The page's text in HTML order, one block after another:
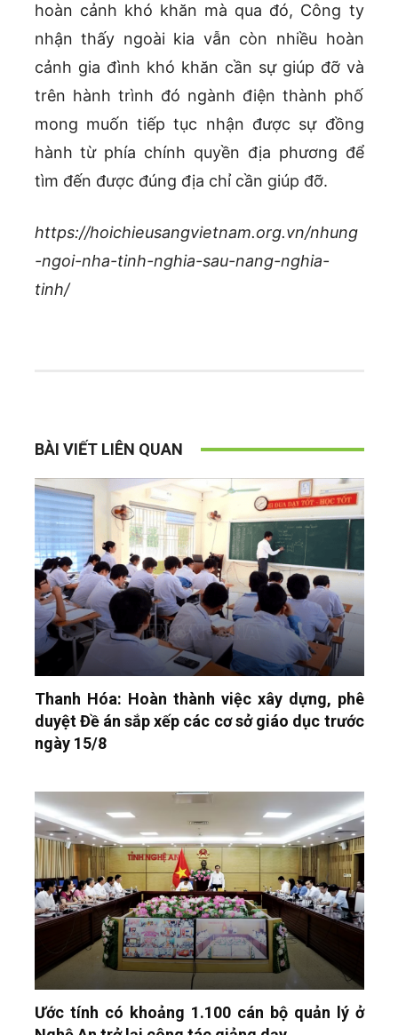
hoàn cảnh khó khăn mà qua đó, Công ty
nhận thấy ngoài kia vẫn còn nhiều hoàn
cảnh gia đình khó khăn cần sự giúp đỡ và
trên hành trình đó ngành điện thành phố
mong muốn tiếp tục nhận được sự đồng
hành từ phía chính quyền địa phương để
tìm đến được đúng địa chỉ cần giúp đỡ.
https://hoichieusangvietnam.org.vn/nhung
-ngoi-nha-tinh-nghia-sau-nang-nghia-
tinh/
BÀI VIẾT LIÊN QUAN
Thanh Hóa: Hoàn thành việc xây dựng, phê
duyệt Đề án sắp xếp các cơ sở giáo dục trước
ngày 15/8
Ước tính có khoảng 1.100 cán bộ quản lý ở